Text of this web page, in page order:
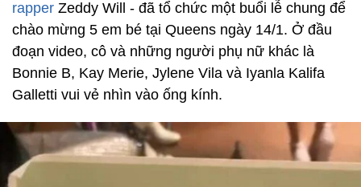
rapper Zeddy Will - đã tổ chức một buổi lễ chung để
chào mừng 5 em bé tại Queens ngày 14/1. Ở đầu
đoạn video, cô và những người phụ nữ khác là
Bonnie B, Kay Merie, Jylene Vila và Iyanla Kalifa
Galletti vui vẻ nhìn vào ống kính.